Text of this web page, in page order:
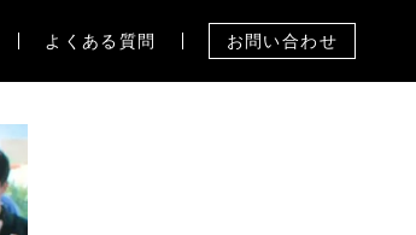
よくある質問 お問い合わせ